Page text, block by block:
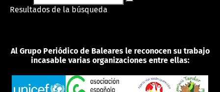
Resultados de la búsqueda
Al Grupo Periódico de Baleares le reconocen su trabajo
incasable varias organizaciones entre ellas: